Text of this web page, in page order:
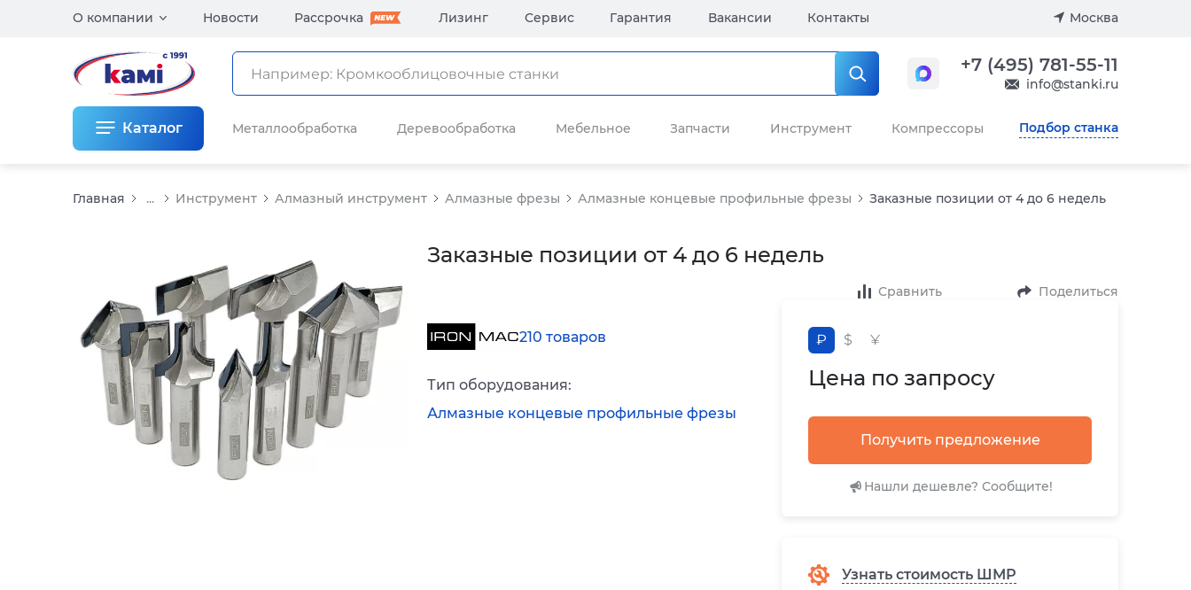
О компании Новости Рассрочка Лизинг Сервис Гарантия Вакансии Контакты Москва
+7 (495) 781-55-11
info@stanki.ru
Каталог Металлообработка Деревообработка Мебельное Запчасти Инструмент Компрессоры Подбор станка
Главная ... Инструмент Алмазный инструмент Алмазные фрезы Алмазные концевые профильные фрезы Заказные позиции от 4 до 6 недель
Заказные позиции от 4 до 6 недель
Сравнить Поделиться
₽ $ ¥
Цена по запросу
Получить предложение
Нашли дешевле? Сообщите!
Узнать стоимость ШМР
210 товаров
Тип оборудования:
Алмазные концевые профильные фрезы